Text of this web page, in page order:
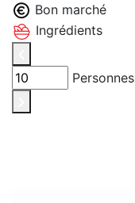
Bon marché
Ingrédients
Personnes